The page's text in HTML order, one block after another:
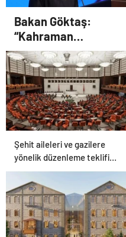
Bakan Göktaş:
“Kahraman
gazilerimizin
haklarını güçlendiren
yeni bir dönemin
kapılarını aralıyoruz”
Şehit aileleri ve gazilere
yönelik düzenleme teklifi
Meclis’te kabul edildi